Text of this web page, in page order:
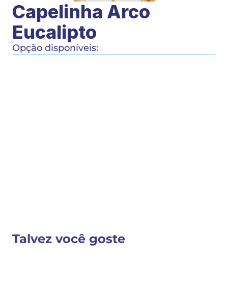
Capelinha Arco
Eucalipto
Opção disponíveis:
VER MAIS INFORMAÇÕES
Talvez você goste